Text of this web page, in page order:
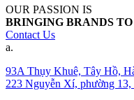
OUR PASSION IS
BRINGING BRANDS
Contact Us
a.
93A Thụy Khuê, Tây Hồ,
223 Nguyễn Xí, phường